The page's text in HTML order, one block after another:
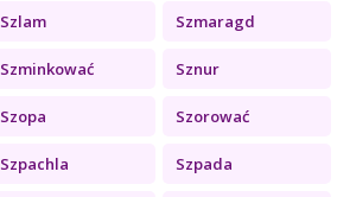
Szlam Szmaragd
Szminkować Sznur
Szopa Szorować
Szpachla Szpada